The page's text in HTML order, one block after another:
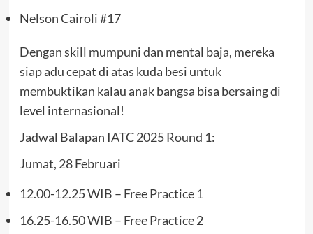
Nelson Cairoli #17
Dengan skill mumpuni dan mental baja, mereka
siap adu cepat di atas kuda besi untuk
membuktikan kalau anak bangsa bisa bersaing di
level internasional!
Jadwal Balapan IATC 2025 Round 1:
Jumat, 28 Februari
12.00-12.25 WIB – Free Practice 1
16.25-16.50 WIB – Free Practice 2